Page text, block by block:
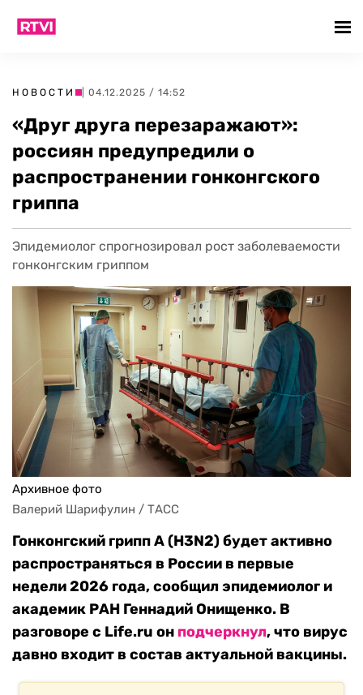
НОВОСТИ | 04.12.2025 / 14:52
«Друг друга перезаражают»:
россиян предупредили о
распространении гонконгского
гриппа
Эпидемиолог спрогнозировал рост заболеваемости
гонконгским гриппом
Архивное фото
Валерий Шарифулин / ТАСС
Гонконгский грипп А (H3N2) будет активно
распространяться в России в первые
недели 2026 года, сообщил эпидемиолог и
академик РАН Геннадий Онищенко. В
разговоре с Life.ru он подчеркнул, что вирус
давно входит в состав актуальной вакцины.